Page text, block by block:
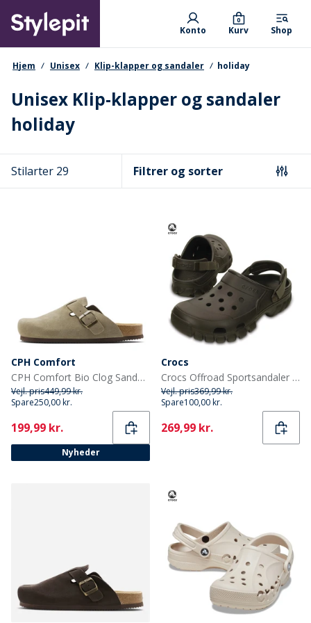
main
content
Primary departments
Konto Kurv
0
Shop
navigationssti
Hjem Unisex Klip-klapper og sandaler holiday
Unisex Klip-klapper og sandaler
holiday
Stilarter 29 Filtrer og sorter
CPH Comfort
CPH Comfort Bio Clog Sandaler af ruskind Taupe
Vejl. pris449,99 kr.
Spare250,00 kr.
Current
199,99 kr.
Nyheder
Crocs
Crocs Offroad Sportsandaler Espresso/Valnød
Vejl. pris369,99 kr.
Spare100,00 kr.
Current
269,99 kr.